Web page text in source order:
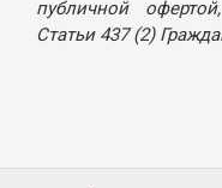
публичной
Статьи 437 (2)